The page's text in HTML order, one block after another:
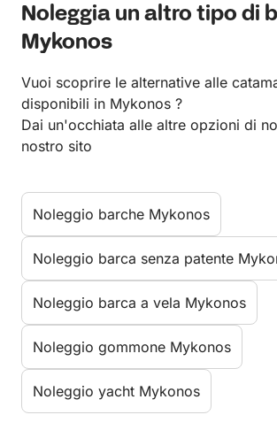
Noleggia un altro tipo di
Mykonos
Vuoi scoprire le alternative alle
disponibili in Mykonos ?
Dai un'occhiata alle altre opzioni di
nostro sito
Noleggio barche Mykonos
Noleggio barca senza patente
Noleggio barca a vela Mykonos
Noleggio gommone Mykonos
Noleggio yacht Mykonos